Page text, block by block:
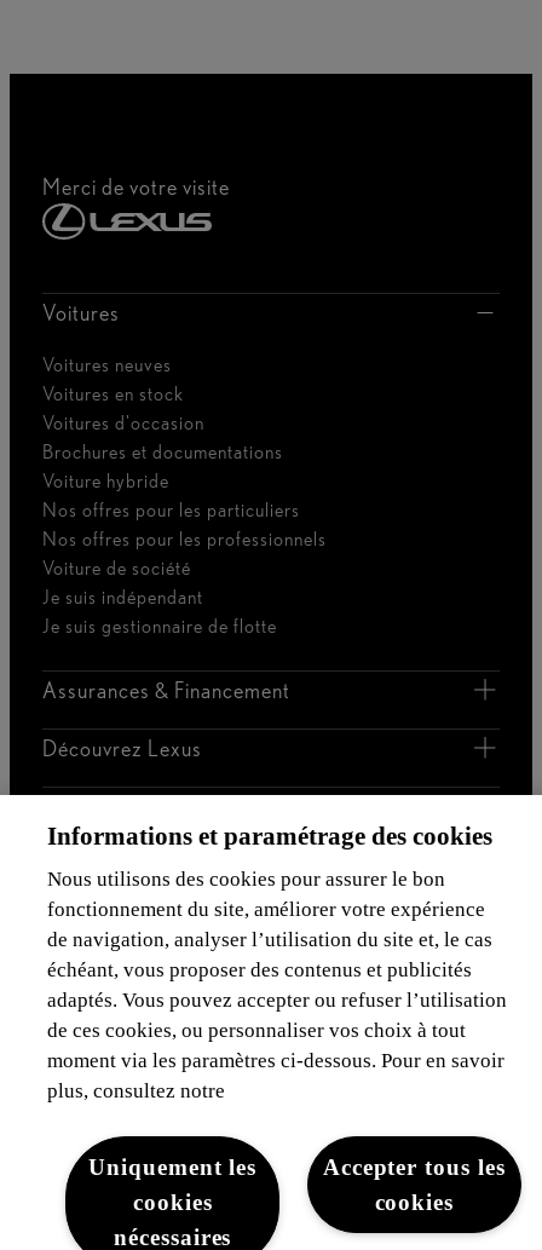
Merci de votre visite
Voitures
Voitures neuves
Voitures en stock
Voitures d'occasion
Brochures et documentations
Voiture hybride
Nos offres pour les particuliers
Nos offres pour les professionnels
Voiture de société
Je suis indépendant
Je suis gestionnaire de flotte
Assurances & Financement
Découvrez Lexus
Mentions légalesCookies du site WLTPVie privée
Lexus-Belgique © 2026
Informations et paramétrage des cookies
Nous utilisons des cookies pour assurer le bon
fonctionnement du site, améliorer votre expérience
de navigation, analyser l’utilisation du site et, le cas
échéant, vous proposer des contenus et publicités
adaptés. Vous pouvez accepter ou refuser l’utilisation
de ces cookies, ou personnaliser vos choix à tout
moment via les paramètres ci-dessous. Pour en savoir
plus, consultez notre
Accepter tous les
cookies
Uniquement les
cookies
nécessaires